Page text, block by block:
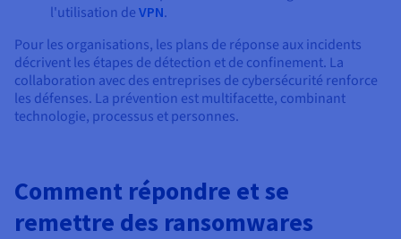
l'utilisation de VPN.
Pour les organisations, les plans de réponse aux incidents
décrivent les étapes de détection et de confinement. La
collaboration avec des entreprises de cybersécurité renforce
les défenses. La prévention est multifacette, combinant
technologie, processus et personnes.
Comment répondre et se
remettre des ransomwares